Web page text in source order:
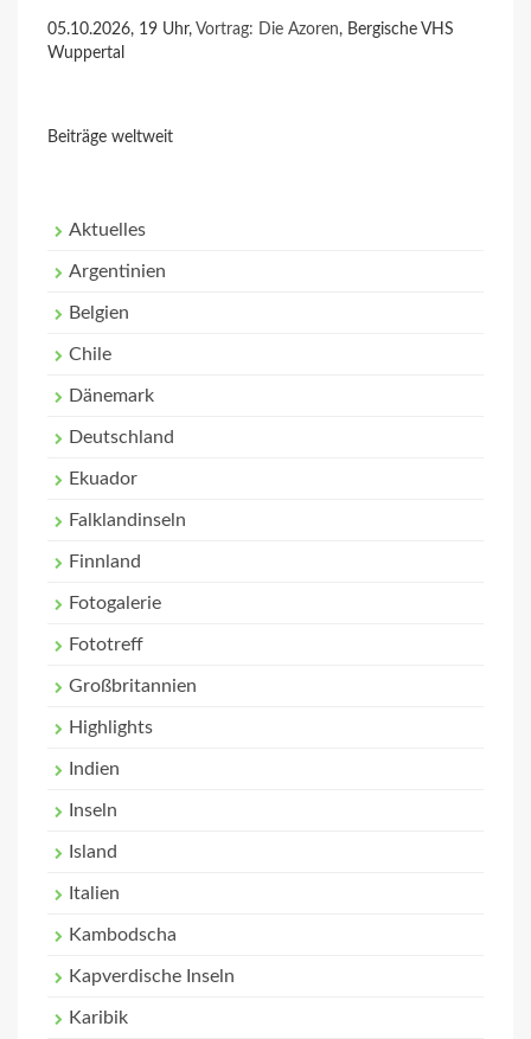
05.10.2026, 19 Uhr, Vortrag: Die Azoren, Bergische VHS
Wuppertal
Beiträge weltweit
Aktuelles
Argentinien
Belgien
Chile
Dänemark
Deutschland
Ekuador
Falklandinseln
Finnland
Fotogalerie
Fototreff
Großbritannien
Highlights
Indien
Inseln
Island
Italien
Kambodscha
Kapverdische Inseln
Karibik